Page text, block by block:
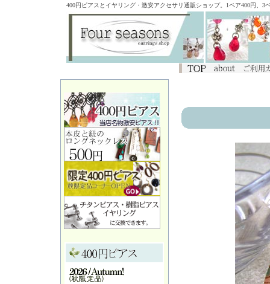
400円ピアスとイヤリング・激安アクセサリ通販ショップ。1ペア400円、